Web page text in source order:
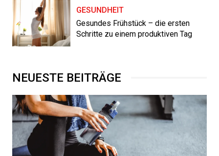
GESUNDHEIT
Gesundes Frühstück – die ersten
Schritte zu einem produktiven Tag
NEUESTE BEITRÄGE